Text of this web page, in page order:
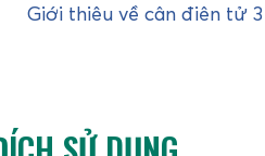
Giới thiệu về cân điện tử